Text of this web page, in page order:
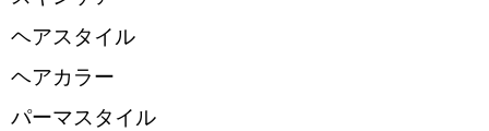
ヘアスタイル
ヘアカラー
パーマスタイル